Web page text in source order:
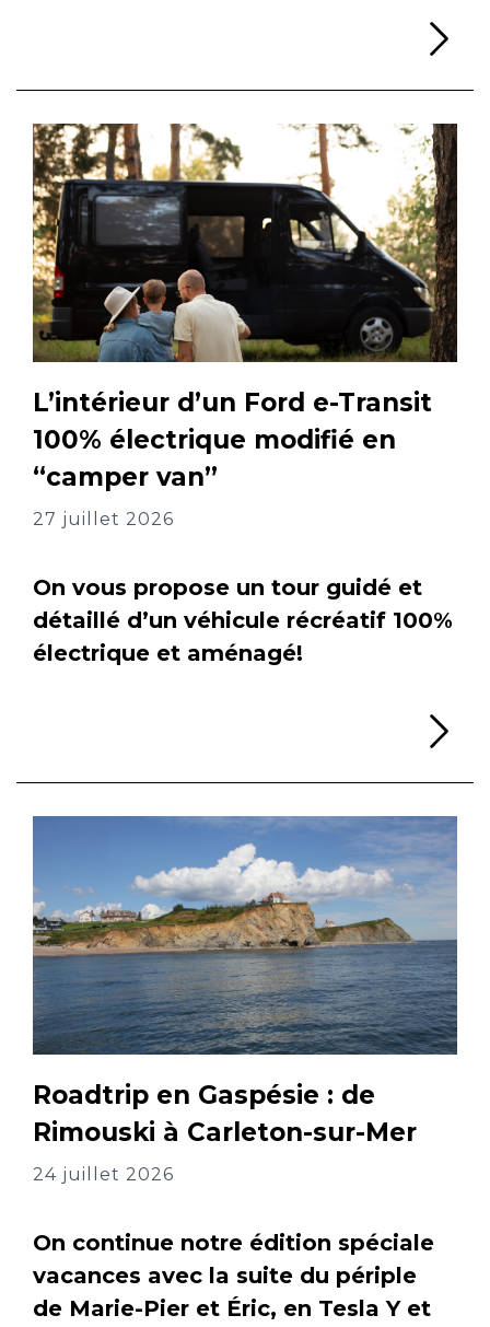
L’intérieur d’un Ford e-Transit
100% électrique modifié en
“camper van”
27 juillet 2026
On vous propose un tour guidé et
détaillé d’un véhicule récréatif 100%
électrique et aménagé!
Roadtrip en Gaspésie : de
Rimouski à Carleton-sur-Mer
24 juillet 2026
On continue notre édition spéciale
vacances avec la suite du périple
de Marie-Pier et Éric, en Tesla Y et